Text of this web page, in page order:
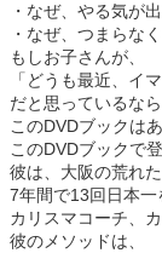
・なぜ、やる気が
・なぜ、つまらな
もしお子さんが、
「どうも最近、イ
だと思っているなら
このDVDブックは
このDVDブックで
彼は、大阪の荒れ
7年間で13回日本一
カリスマコーチ、
彼のメソッドは、